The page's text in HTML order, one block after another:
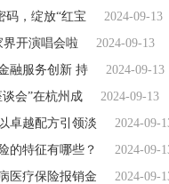
码，绽放“红宝
2024-09-13
界开演唱会啦
2024-09-13
融服务创新 持
2024-09-13
会”在杭州成
2024-09-13
卓越配方引领淡
2024-09-
的特征有哪些？
2024-09-
医疗保险报销金
2024-09-